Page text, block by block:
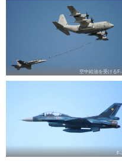
空中給油を受ける
F-